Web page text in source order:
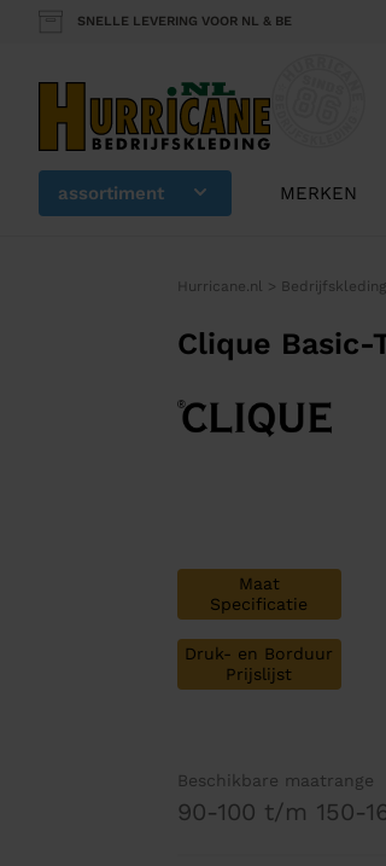
SNELLE LEVERING VOOR NL & BE
assortiment MERKEN
Hurricane.nl > Bedrijfskleding
Clique
Maat
Specificatie
Druk- en Borduur
Prijslijst
Beschikbare maatrange
90-100 t/m 150-